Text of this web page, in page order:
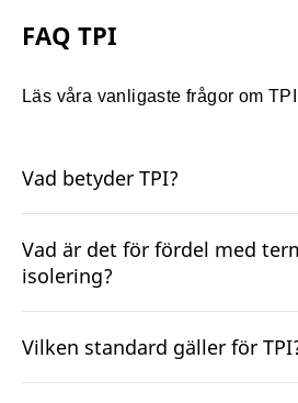
FAQ TPI
Läs våra vanligaste frågor om TPI
Vad betyder TPI?
Vad är det för fördel med
isolering?
Vilken standard gäller för